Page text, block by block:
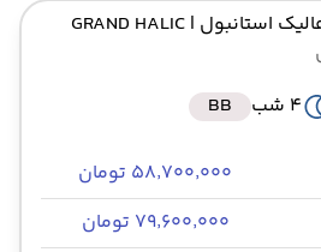
استانبول | GRAND HALIC
4 شب BB
۵۸٬۷۰۰٬۰۰۰ تومان
۷۹٬۶۰۰٬۰۰۰ تومان